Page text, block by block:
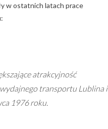
w ostatnich latach prace
atrakcyjność
transportu Lublina i
1976 roku.